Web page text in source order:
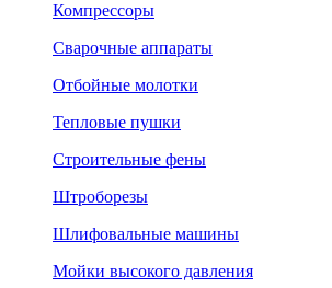
Компрессоры
Сварочные аппараты
Отбойные молотки
Тепловые пушки
Строительные фены
Штроборезы
Шлифовальные машины
Мойки высокого давления